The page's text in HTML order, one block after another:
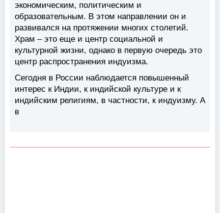
экономическим, политическим и
образовательным. В этом направлении он и
развивался на протяжении многих столетий.
Храм – это еще и центр социальной и
культурной жизни, однако в первую очередь это
центр распространения индуизма.
Сегодня в России наблюдается повышенный
интерес к Индии, к индийской культуре и к
индийским религиям, в частности, к индуизму. А
в